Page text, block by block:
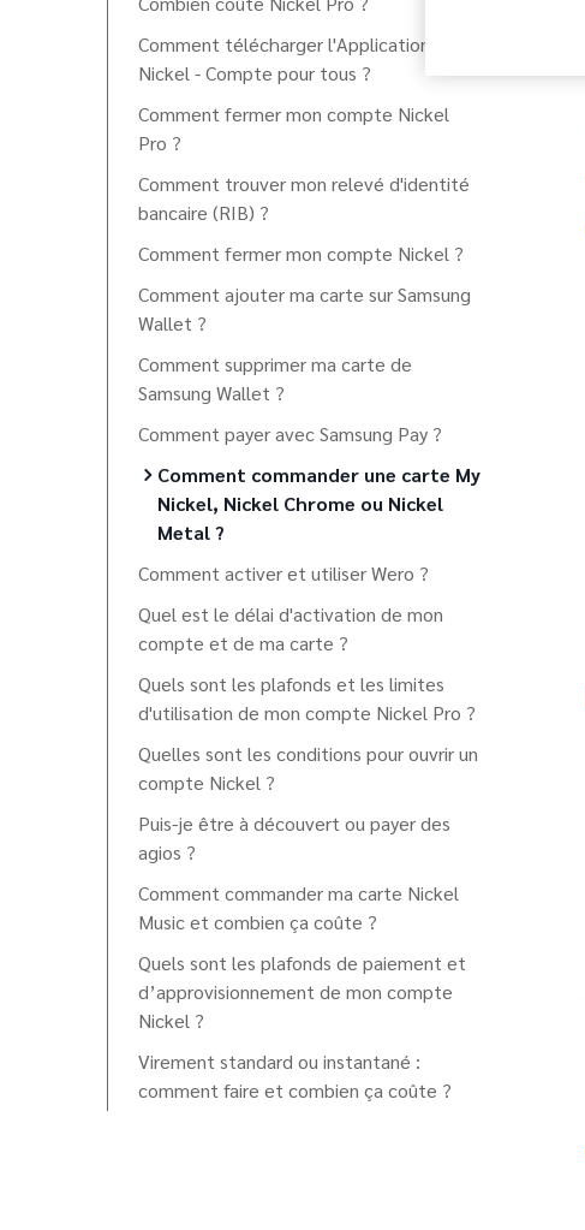
Comment télécharger l'Application
Nickel - Compte pour tous ?
Comment fermer mon compte Nickel
Pro ?
Comment trouver mon relevé d'identité
bancaire (RIB) ?
Comment fermer mon compte Nickel ?
Comment ajouter ma carte sur Samsung
Wallet ?
Comment supprimer ma carte de
Samsung Wallet ?
Comment payer avec Samsung Pay ?
Comment commander une carte My
Nickel, Nickel Chrome ou Nickel
Metal ?
Comment activer et utiliser Wero ?
Quel est le délai d'activation de mon
compte et de ma carte ?
Quels sont les plafonds et les limites
d'utilisation de mon compte Nickel Pro ?
Quelles sont les conditions pour ouvrir un
compte Nickel ?
Puis-je être à découvert ou payer des
agios ?
Comment commander ma carte Nickel
Music et combien ça coûte ?
Quels sont les plafonds de paiement et
d’approvisionnement de mon compte
Nickel ?
Virement standard ou instantané :
comment faire et combien ça coûte ?